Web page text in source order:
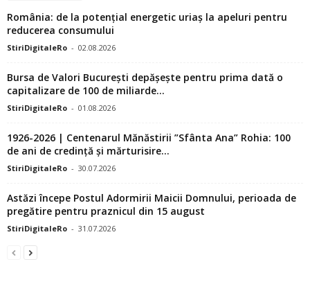
România: de la potențial energetic uriaș la apeluri pentru
reducerea consumului
StiriDigitaleRo - 02.08.2026
Bursa de Valori București depășește pentru prima dată o
capitalizare de 100 de miliarde...
StiriDigitaleRo - 01.08.2026
1926-2026 | Centenarul Mănăstirii ”Sfânta Ana” Rohia: 100
de ani de credință și mărturisire...
StiriDigitaleRo - 30.07.2026
Astăzi începe Postul Adormirii Maicii Domnului, perioada de
pregătire pentru praznicul din 15 august
StiriDigitaleRo - 31.07.2026